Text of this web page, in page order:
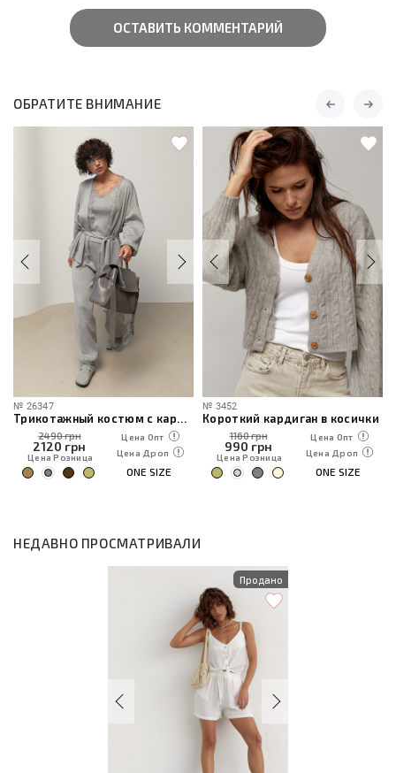
ОСТАВИТЬ КОММЕНТАРИЙ
ОБРАТИТЕ ВНИМАНИЕ
№ 26347
Трикотажный костюм с кардиганом, топом и брюками
2490 грн
2120 грн
Цена Розница
Цена Опт
Цена Дроп
ONE SIZE
№ 3452
Короткий кардиган в косички
1160 грн
990 грн
Цена Розница
Цена Опт
Цена Дроп
ONE SIZE
НЕДАВНО ПРОСМАТРИВАЛИ
Продано